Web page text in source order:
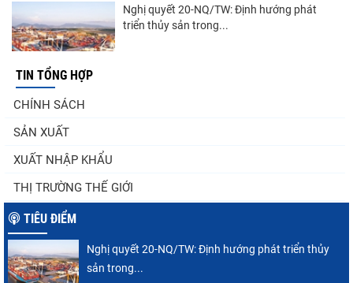
Nghị quyết 20-NQ/TW: Định hướng phát
triển thủy sản trong...
Thuế Mục 301 và bài toán thích ứng của
tôm Việt tại thị...
VASEP chào đón Công ty Cổ phần Thương
TIN TỔNG HỢP
CHÍNH SÁCH
SẢN XUẤT
XUẤT NHẬP KHẨU
THỊ TRƯỜNG THẾ GIỚI
TIÊU ĐIỂM
Nghị quyết 20-NQ/TW: Định hướng phát triển thủy
sản trong...